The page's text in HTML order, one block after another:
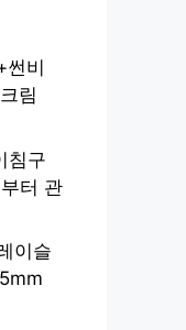
썬비
림
침구
터 관
이슬